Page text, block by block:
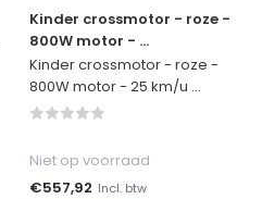
Kinder crossmotor - roze -
800W motor - ...
Kinder crossmotor - roze -
800W motor - 25 km/u ...
Niet op voorraad
€557,92 Incl. btw